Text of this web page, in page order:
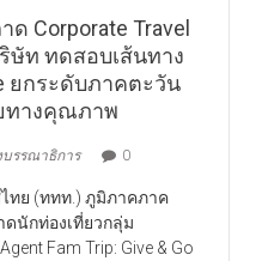
Corporate Travel
ษัท ทดสอบเส้นทาง
ยกระดับภาคตะวัน
ทางคุณภาพ
บรรณาธิการ 0
ทย (ททท.) ภูมิภาคภาค
นักท่องเที่ยวกลุ่ม
Fam Trip: Give & Go